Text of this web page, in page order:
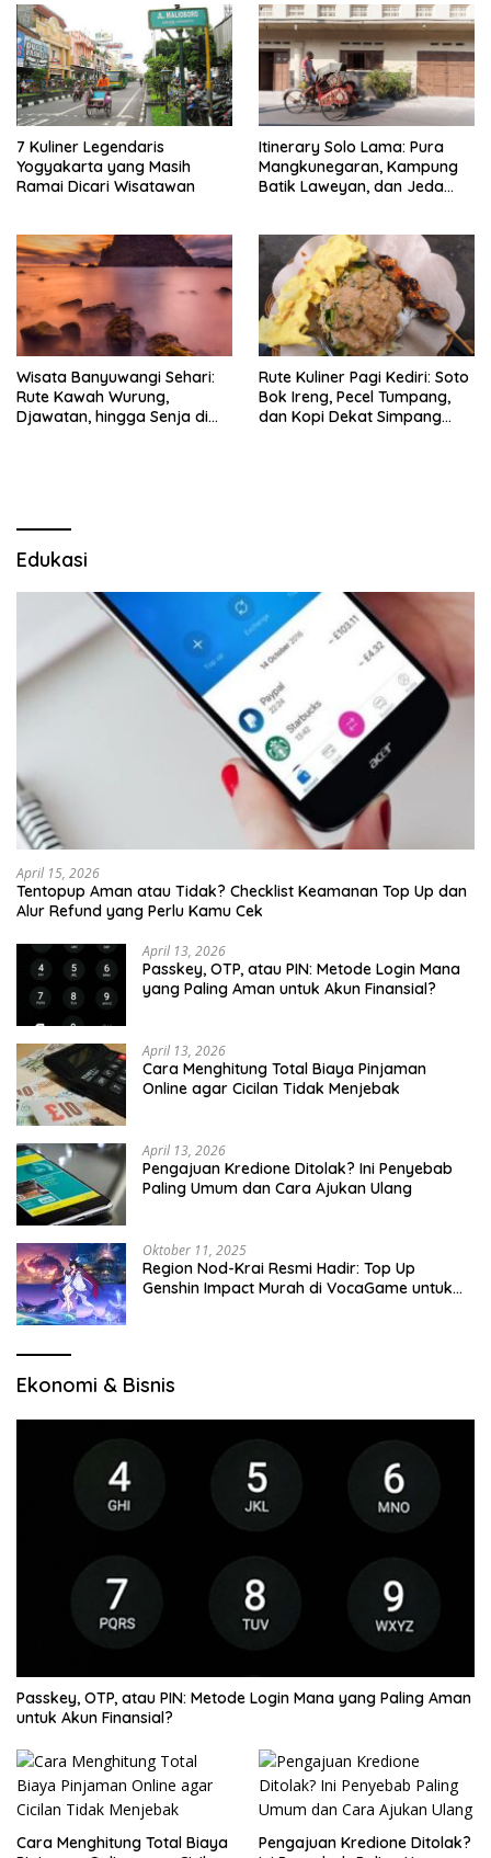
7 Kuliner Legendaris
Yogyakarta yang Masih
Ramai Dicari Wisatawan
Itinerary Solo Lama: Pura
Mangkunegaran, Kampung
Batik Laweyan, dan Jeda
Wisata Banyuwangi Sehari:
Rute Kawah Wurung,
Djawatan, hingga Senja di
Rute Kuliner Pagi Kediri: Soto
Bok Ireng, Pecel Tumpang,
dan Kopi Dekat Simpang
Edukasi
April 15, 2026
Tentopup Aman atau Tidak? Checklist Keamanan Top Up dan
Alur Refund yang Perlu Kamu Cek
April 13, 2026
Passkey, OTP, atau PIN: Metode Login Mana
yang Paling Aman untuk Akun Finansial?
April 13, 2026
Cara Menghitung Total Biaya Pinjaman
Online agar Cicilan Tidak Menjebak
April 13, 2026
Pengajuan Kredione Ditolak? Ini Penyebab
Paling Umum dan Cara Ajukan Ulang
Oktober 11, 2025
Region Nod-Krai Resmi Hadir: Top Up
Genshin Impact Murah di VocaGame untuk
Ekonomi & Bisnis
Passkey, OTP, atau PIN: Metode Login Mana yang Paling Aman
untuk Akun Finansial?
Cara Menghitung Total Biaya
Pengajuan Kredione Ditolak?